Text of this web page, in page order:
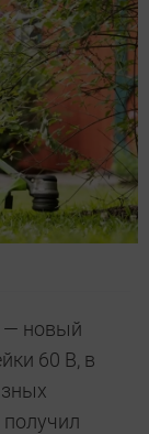
— новый
60 В, в
получил